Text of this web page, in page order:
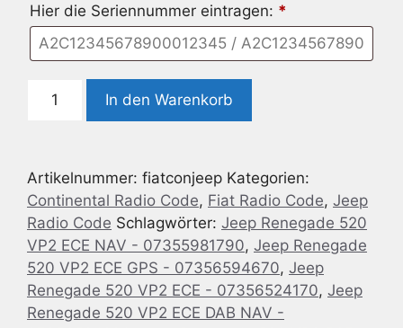
Hier die Seriennummer eintragen: *
Code
Continental
Jeep
Renegade
VP1
VP2
Menge
In den Warenkorb
Artikelnummer: fiatconjeep Kategorien:
Continental Radio Code, Fiat Radio Code, Jeep
Radio Code Schlagwörter: Jeep Renegade 520
VP2 ECE NAV - 07355981790, Jeep Renegade
520 VP2 ECE GPS - 07356594670, Jeep
Renegade 520 VP2 ECE - 07356524170, Jeep
Renegade 520 VP2 ECE DAB NAV -